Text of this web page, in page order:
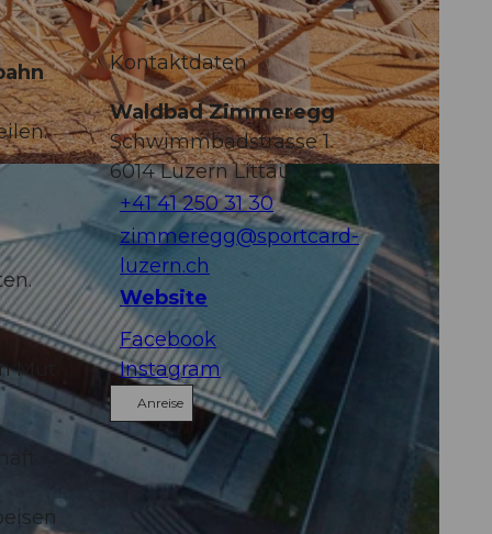
Mut
Kontaktdaten
Waldbad Zimmeregg
Schwimmbadstrasse 1
6014Luzern Littau
+41 41 250 31 30
zimmeregg@sportcard-
luzern.ch
Website
Facebook
Instagram
Anreise